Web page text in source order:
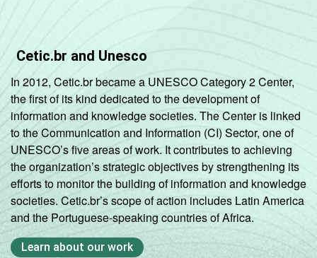
Cetic.br and Unesco
In 2012, Cetic.br became a UNESCO Category 2 Center,
the first of its kind dedicated to the development of
information and knowledge societies. The Center is linked
to the Communication and Information (CI) Sector, one of
UNESCO’s five areas of work. It contributes to achieving
the organization’s strategic objectives by strengthening its
efforts to monitor the building of information and knowledge
societies. Cetic.br’s scope of action includes Latin America
and the Portuguese-speaking countries of Africa.
Learn about our work